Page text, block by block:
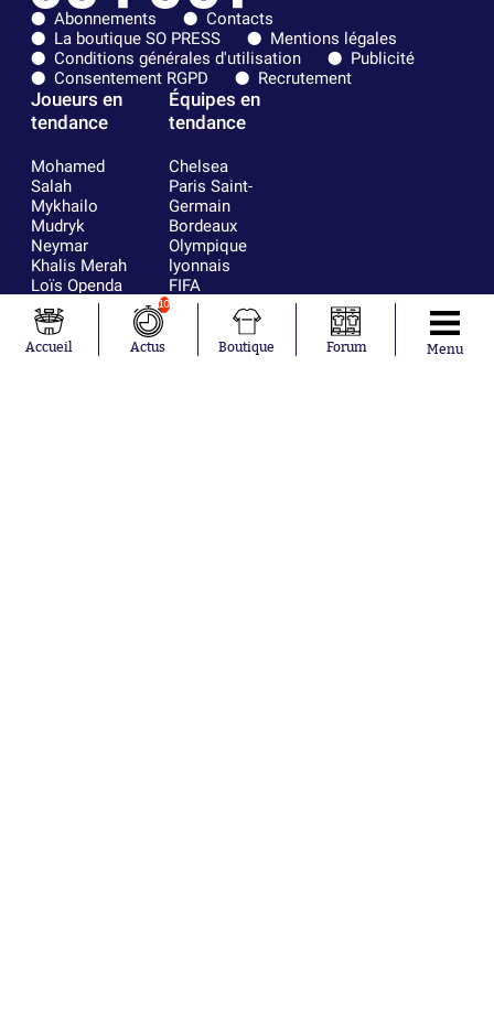
Abonnements
Contacts
La boutique SO PRESS
Mentions légales
Conditions générales d'utilisation
Publicité
Consentement RGPD
Recrutement
Joueurs en
tendance
Mohamed
Salah
Mykhailo
Mudryk
Neymar
Khalis Merah
Loïs Openda
Moussa
Niakhaté
Nicolás
Équipes en
tendance
Chelsea
Paris Saint-
Germain
Bordeaux
Olympique
lyonnais
FIFA
Real Madrid
RC Strasbourg
AC Milan
Accueil
10
Actus Boutique Forum Menu